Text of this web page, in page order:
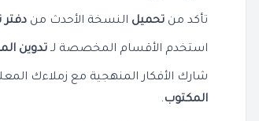
تأكد من تحميل النسخة الأحدث من
استخدم الأقسام المخصصة لـ تدوين
شارك الأفكار المنهجية مع زملاءك
المكتوب.